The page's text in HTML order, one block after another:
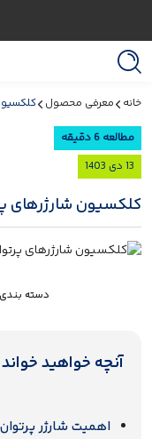
خانه معرفی محصول
مطالعه 6 دقیقه
13 دی 1403
کلکسیون شارژرهای
دسته
آنچه خواهید خواند
اهمیت شارژر